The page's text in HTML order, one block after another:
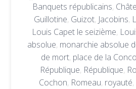
Banquets républicains,
Guillotine, Guizot, Jacobins,
Louis Capet le seizième,
absolue, monarchie absolue
de mort, place de la
République, République,
Cochon, Romeau, royauté,